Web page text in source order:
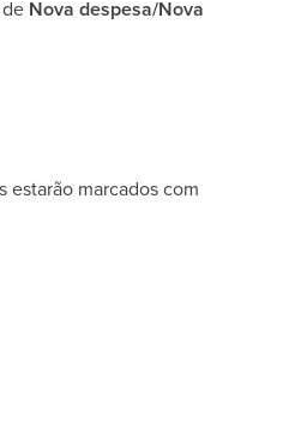
Nova despesa/Nova
estarão marcados com